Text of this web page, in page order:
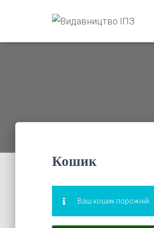
Кошик
Ваш кошик порожній.